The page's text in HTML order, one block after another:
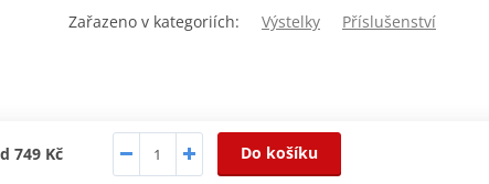
Zařazeno v kategoriích: Výstelky Příslušenství
749 Kč Do košíku